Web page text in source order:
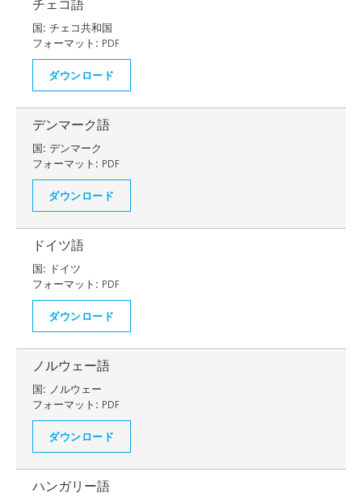
チェコ語
国: チェコ共和国
フォーマット: PDF
ダウンロード
デンマーク語
国: デンマーク
フォーマット: PDF
ダウンロード
ドイツ語
国: ドイツ
フォーマット: PDF
ダウンロード
ノルウェー語
国: ノルウェー
フォーマット: PDF
ダウンロード
ハンガリー語